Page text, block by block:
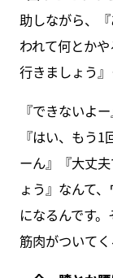
助しながら、
われて何とか
行きましょう』
『できないよ
『はい、もう
ーん』『大丈
ょう』なんて
になるんです
筋肉がついてく